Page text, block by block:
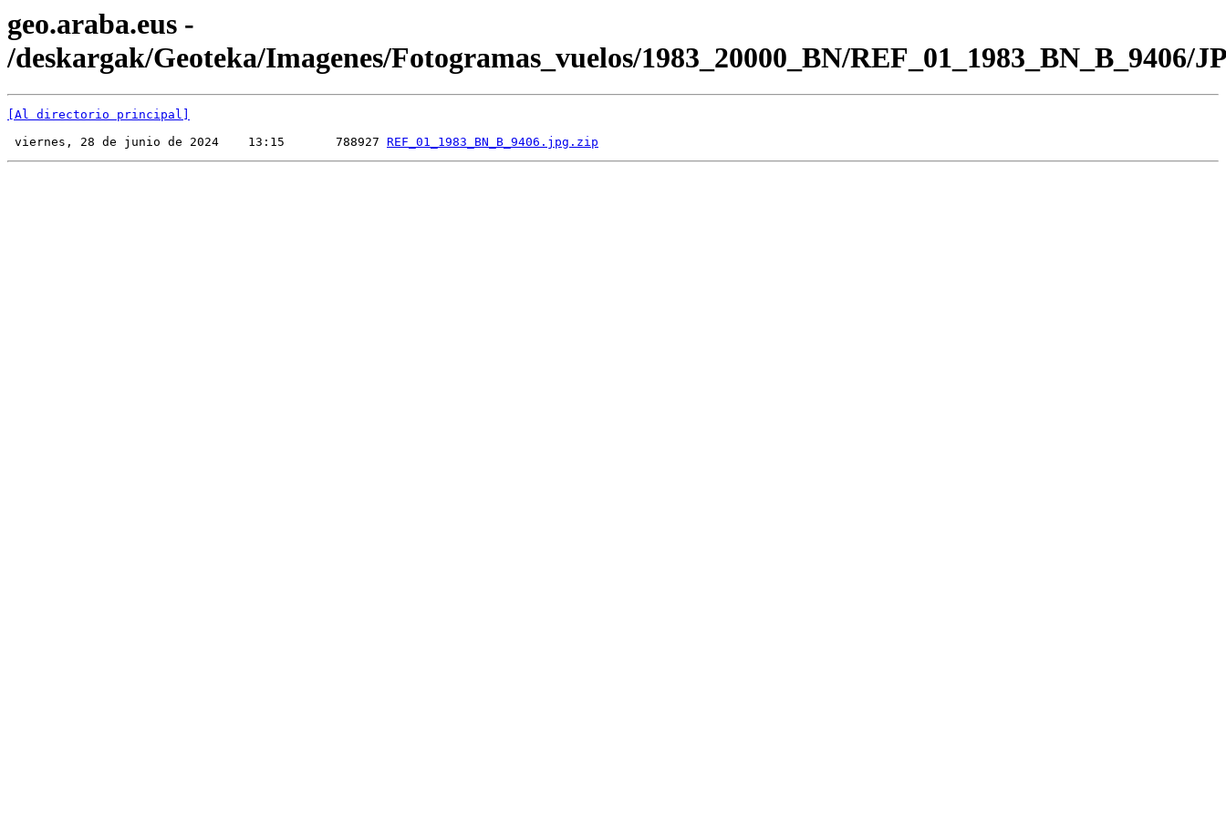
geo.araba.eus -
/deskargak/Geoteka/Imagenes/Fotogramas_vuelos/1983_20000_BN/REF_01_1983_BN_B_9406/
[Al directorio principal]
viernes, 28 de junio de 2024    13:15       788927 REF_01_1983_BN_B_9406.jpg.zip